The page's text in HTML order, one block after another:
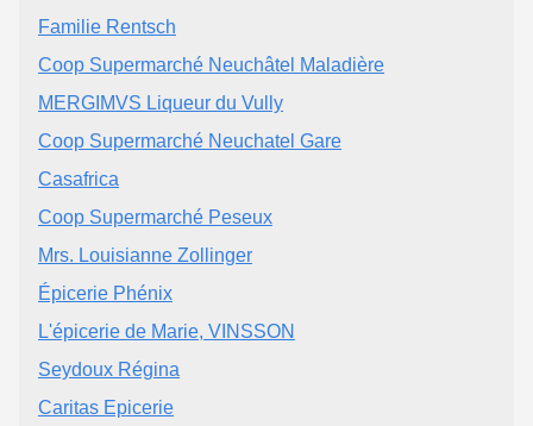
Familie Rentsch
Coop Supermarché Neuchâtel Maladière
MERGIMVS Liqueur du Vully
Coop Supermarché Neuchatel Gare
Casafrica
Coop Supermarché Peseux
Mrs. Louisianne Zollinger
Épicerie Phénix
L'épicerie de Marie, VINSSON
Seydoux Régina
Caritas Epicerie